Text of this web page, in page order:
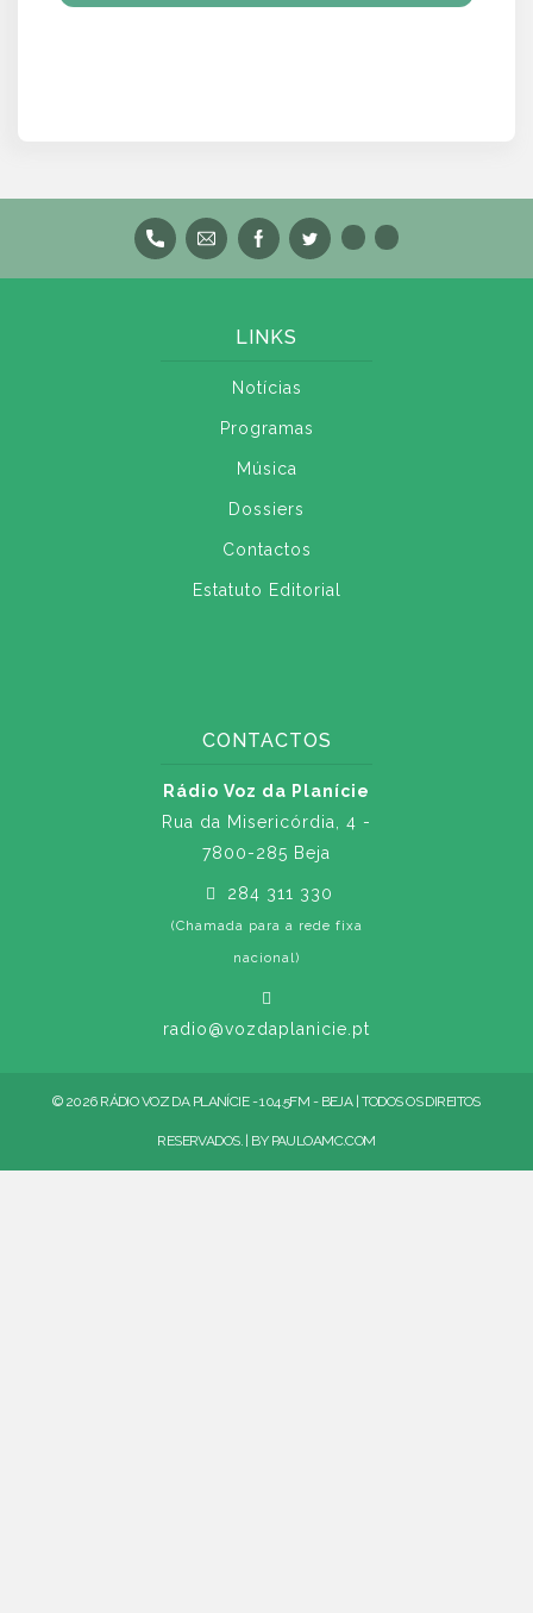
LINKS
Notícias
Programas
Música
Dossiers
Contactos
Estatuto Editorial
CONTACTOS
Rádio Voz da Planície
Rua da Misericórdia, 4 -
7800-285 Beja
284 311 330
(Chamada para a rede fixa
nacional)
radio@vozdaplanicie.pt
© 2026 RÁDIO VOZ DA PLANÍCIE - 104.5FM - BEJA | TODOS OS DIREITOS
RESERVADOS. | BY PAULOAMC.COM